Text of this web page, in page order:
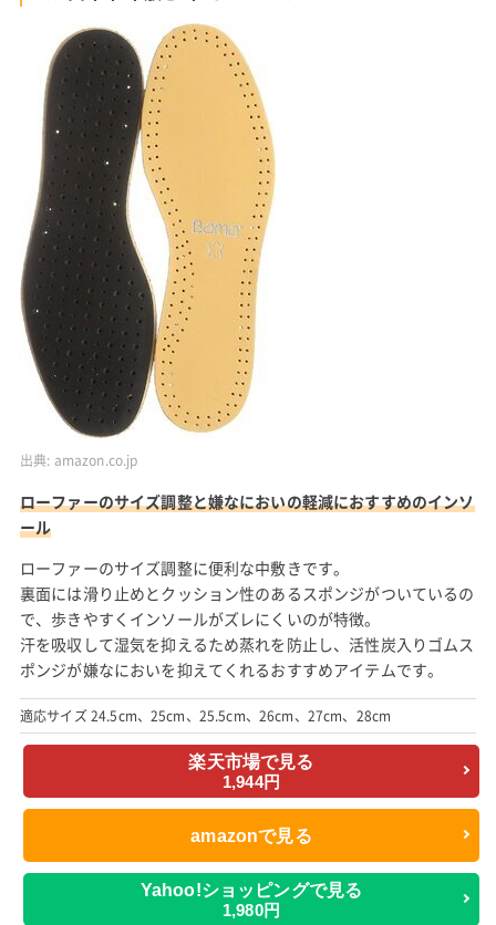
出典: amazon.co.jp
ローファーのサイズ調整と嫌なにおいの軽減におすすめのインソ
ール
ローファーのサイズ調整に便利な中敷きです。
裏面には滑り止めとクッション性のあるスポンジがついているの
で、歩きやすくインソールがズレにくいのが特徴。
汗を吸収して湿気を抑えるため蒸れを防止し、活性炭入りゴムス
ポンジが嫌なにおいを抑えてくれるおすすめアイテムです。
適応サイズ 24.5cm、25cm、25.5cm、26cm、27cm、28cm
楽天市場で見る
1,944円
amazonで見る
Yahoo!ショッピングで見る
1,980円